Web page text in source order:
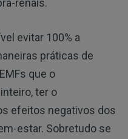
renais.
evitar 100% a
práticas de
que o
ter o
efeitos negativos dos
estar. Sobretudo se